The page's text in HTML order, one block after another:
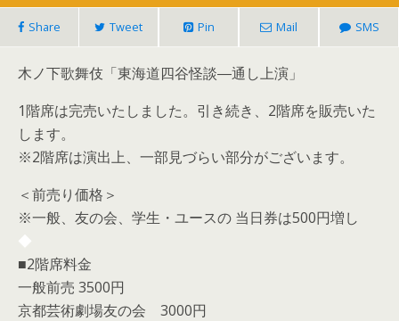
Share Tweet Pin Mail SMS
木ノ下歌舞伎「東海道四谷怪談―通し上演」
1階席は完売いたしました。引き続き、2階席を販売いた
します。
※2階席は演出上、一部見づらい部分がございます。
＜前売り価格＞
※一般、友の会、学生・ユースの 当日券は500円増し
◆
■2階席料金
一般前売 3500円
京都芸術劇場友の会 3000円